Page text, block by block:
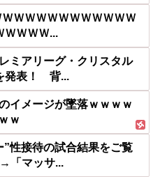
ＷＷＷＷＷＷＷＷＷＷＷ
ＷＷＷＷ...
ミアリーグ・クリスタル
発表！ 背...
イメージが墜落ｗｗｗｗ
ｗ
性接待の試合結果をご覧
「マッサ...